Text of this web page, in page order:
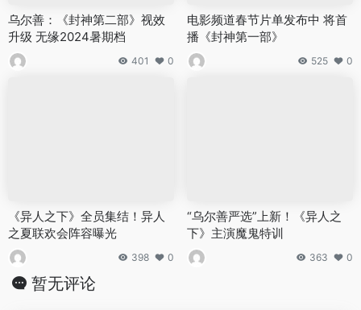
乌尔善：《封神第二部》视效
升级 无缘2024暑期档
401 0
电影频道春节片单发布中 将首
播《封神第一部》
525 0
《异人之下》全员集结！异人
之夏联欢会阵容曝光
398 0
“乌尔善严选”上新！《异人之
下》主演魔鬼特训
363 0
暂无评论